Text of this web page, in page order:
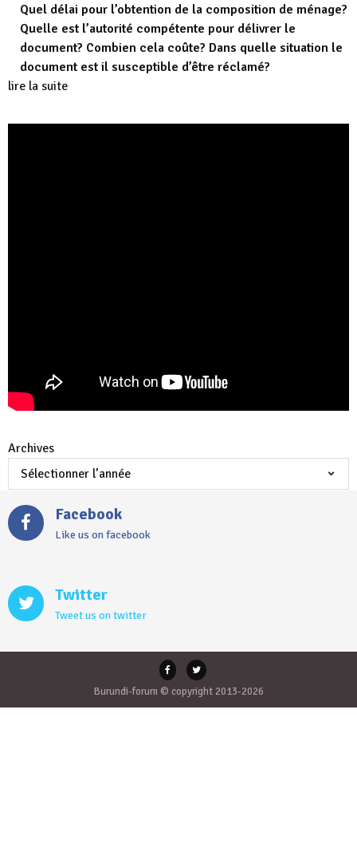
Quel délai pour l’obtention de la composition de ménage?
Quelle est l’autorité compétente pour délivrer le
document? Combien cela coûte? Dans quelle situation le
document est il susceptible d’être réclamé?
lire la suite
Archives
Facebook
Like us on facebook
Twitter
Tweet us on twitter
Burundi-forum © copyright 2013-2026